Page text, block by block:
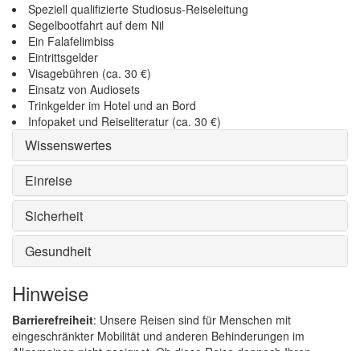
Speziell qualifizierte Studiosus-Reiseleitung
Segelbootfahrt auf dem Nil
Ein Falafelimbiss
Eintrittsgelder
Visagebühren (ca. 30 €)
Einsatz von Audiosets
Trinkgelder im Hotel und an Bord
Infopaket und Reiseliteratur (ca. 30 €)
Wissenswertes
Einreise
Sicherheit
Gesundheit
Hinweise
Barrierefreiheit: Unsere Reisen sind für Menschen mit
eingeschränkter Mobilität und anderen Behinderungen im